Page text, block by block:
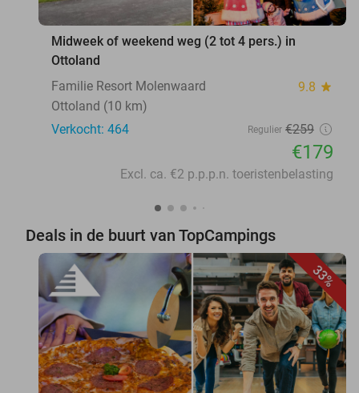
Midweek of weekend weg (2 tot 4 pers.) in
Ottoland
Familie Resort Molenwaard
9.8 star
Ottoland (10 km)
Verkocht: 464
Regulier €259
€179
Excl. ca. €2 p.p.p.n. toeristenbelasting
Deals in de buurt van TopCampings
33%